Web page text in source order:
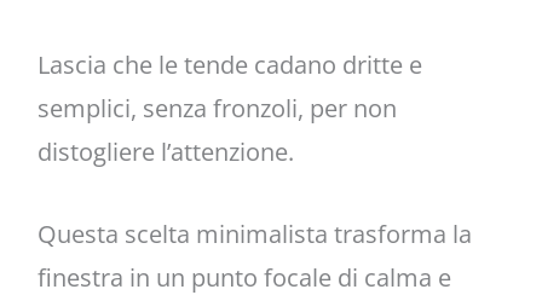
Lascia che le tende cadano dritte e
semplici, senza fronzoli, per non
distogliere l’attenzione.
Questa scelta minimalista trasforma la
finestra in un punto focale di calma e